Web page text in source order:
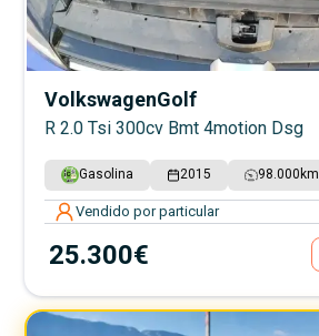
VolkswagenGolf
R 2.0 Tsi 300cv Bmt 4motion Dsg
Gasolina 2015 98.000 km
Vendido por particular
25.300€